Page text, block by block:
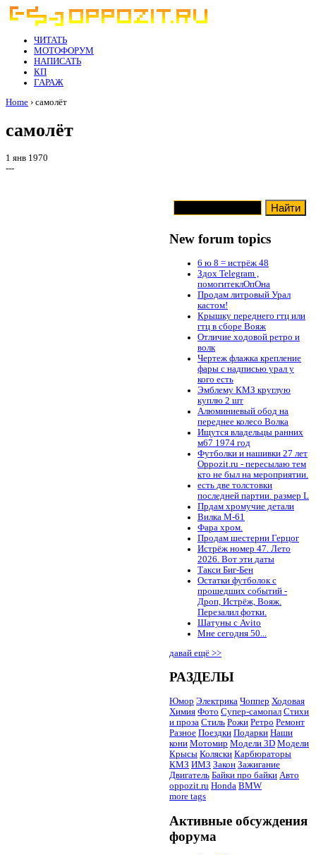
ЧИТАТЬ
МОТОФОРУМ
НАПИСАТЬ
КП
ГАРАЖ
Home › самолёт
самолёт
1 янв 1970
---
New forum topics
6 ю 8 = истрёж 48
Здох Telegram ,
помогитеклОпОна
Продам литровый Урал
кастом!
Крышку переднего гтц или
гтц в сборе Вояж
Отличие ходовой ретро и
волк
Чертеж флажка крепление
фары с надписью урал у
кого есть
Эмблему КМЗ круглую
куплю 2 шт
Алюминиевый обод на
переднее колесо Волка
Ищутся владельцы ранних
м67 1974 год
Футболки и нашивки 27 лет
Oppozit.ru - пересылаю тем
кто не был на мероприятии.
есть две толстовки
последней партии. размер L
Прдам хромучие детали
Вилка М-61
Фара хром.
Продам шестерни Герцог
Истрёж номер 47. Лето
2026. Вот эти даты
Такси Биг-Бен
Остатки футболок с
прошедших событий -
Дроп, Истрёж, Вояж.
Перезалил фотки.
Шатуны с Avito
Мне сегодня 50...
давай ещё >>
РАЗДЕЛЫ
Юмор Электрика Чоппер Ходовая
Химия Фото Супер-самопал Стихи
и проза Стиль Рожи Ретро Ремонт
Разное Поездки Подарки Наши
кони Мотомир Модели 3D Модели
Крысы Коляски Карбюраторы
КМЗ ИМЗ Закон Зажигание
Двигатель Байки про байки Авто
oppozit.ru Honda BMW
more tags
Активные обсуждения
форума